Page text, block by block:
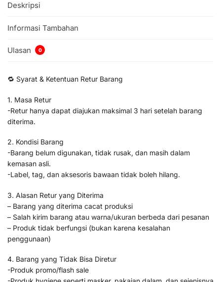
Deskripsi
Informasi Tambahan
Ulasan 0
🔁 Syarat & Ketentuan Retur Barang
1. Masa Retur
-Retur hanya dapat diajukan maksimal 3 hari setelah barang
diterima.
2. Kondisi Barang
-Barang belum digunakan, tidak rusak, dan masih dalam
kemasan asli.
-Label, tag, dan aksesoris bawaan tidak boleh hilang.
3. Alasan Retur yang Diterima
– Barang yang diterima cacat produksi
– Salah kirim barang atau warna/ukuran berbeda dari pesanan
– Produk tidak berfungsi (bukan karena kesalahan
penggunaan)
4. Barang yang Tidak Bisa Diretur
-Produk promo/flash sale